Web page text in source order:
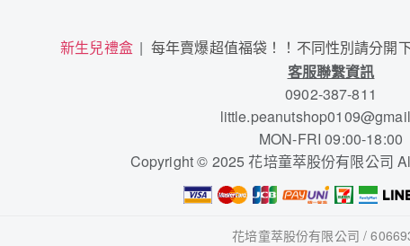
新生兒禮盒
每年賣爆超值福袋！！不同性別請分開
客服聯繫資訊
0902-387-811
MON-FRI 09:00-18:00
Copyright © 2025 花培童萃股份有限公司
花培童萃股份有限公司 /